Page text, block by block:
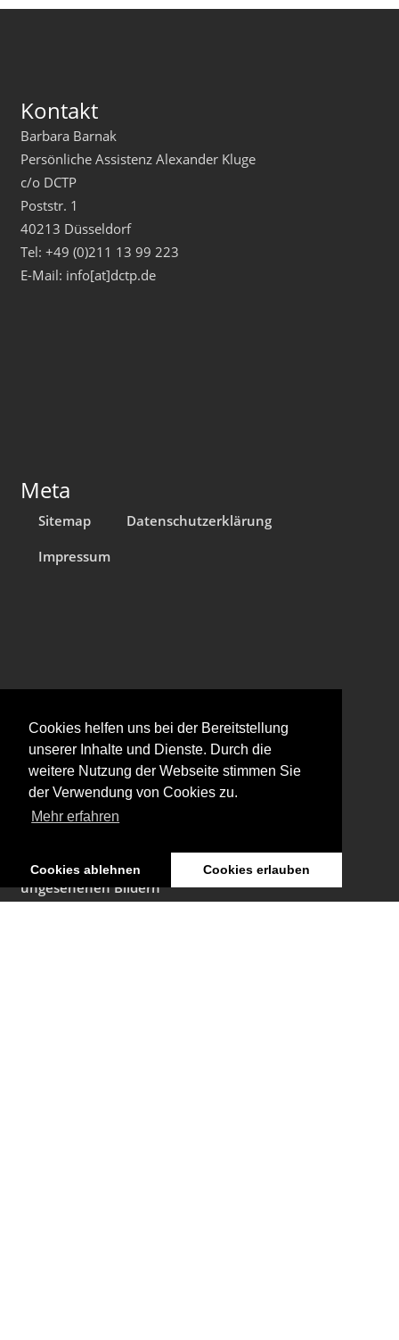
Cookies helfen uns bei der Bereitstellung
unserer Inhalte und Dienste. Durch die
weitere Nutzung der Webseite stimmen Sie
der Verwendung von Cookies zu.
Mehr erfahren
Cookies ablehnen Cookies erlauben
Kontakt
Barbara Barnak
Persönliche Assistenz Alexander Kluge
c/o DCTP
Poststr. 1
40213 Düsseldorf
Tel: +49 (0)211 13 99 223
E-Mail: info[at]dctp.de
Meta
Sitemap
Datenschutzerklärung
Impressum
Aktuelles
Retrospektive im Österreichischen Filmmuseum
Ausstellung: Nachts träumen die Kulissen von
ungesehenen Bildern